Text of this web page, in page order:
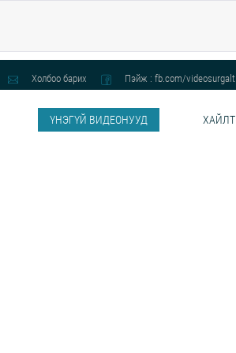
Холбоо барих Пэйж : fb.com/videosurgalt
ҮНЭГҮЙ ВИДЕОНУУД ХАЙЛТ